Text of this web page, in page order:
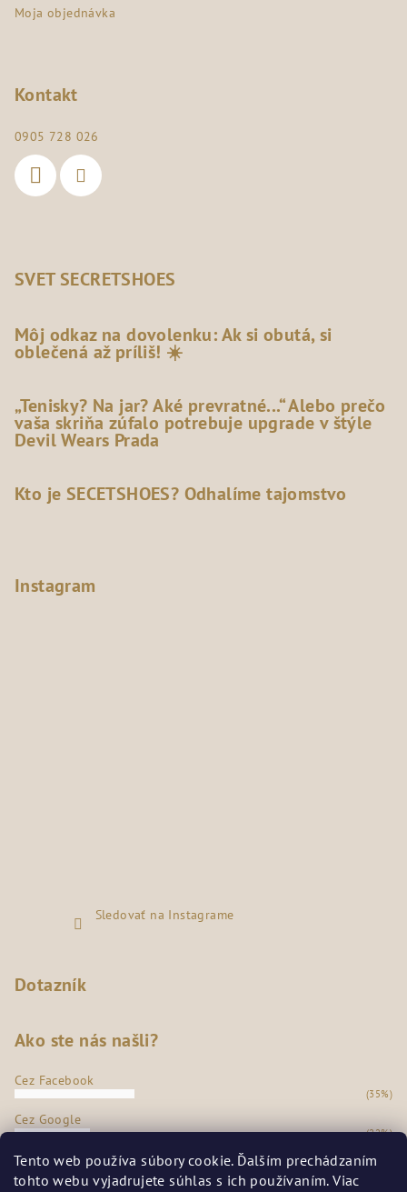
Tento web používa súbory cookie. Ďalším prechádzaním
tohto webu vyjadrujete súhlas s ich používaním. Viac
Moja objednávka
Kontakt
0905 728 026
SVET SECRETSHOES
Môj odkaz na dovolenku: Ak si obutá, si
oblečená až príliš! ☀️
„Tenisky? Na jar? Aké prevratné...“ Alebo prečo
vaša skriňa zúfalo potrebuje upgrade v štýle
Devil Wears Prada
Kto je SECETSHOES? Odhalíme tajomstvo
Instagram
Sledovať na Instagrame
Dotazník
Ako ste nás našli?
Cez Facebook
(35%)
Cez Google
(22%)
Z našej predajne